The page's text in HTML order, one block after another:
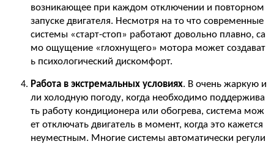
возникающее при каждом отключении и повторном
запуске двигателя. Несмотря на то что современные
системы «старт-стоп» работают довольно плавно, са
мо ощущение «глохнущего» мотора может создават
ь психологический дискомфорт.
Работа в экстремальных условиях. В очень жаркую и
ли холодную погоду, когда необходимо поддержива
ть работу кондиционера или обогрева, система мож
ет отключать двигатель в момент, когда это кажется
неуместным. Многие системы автоматически регули